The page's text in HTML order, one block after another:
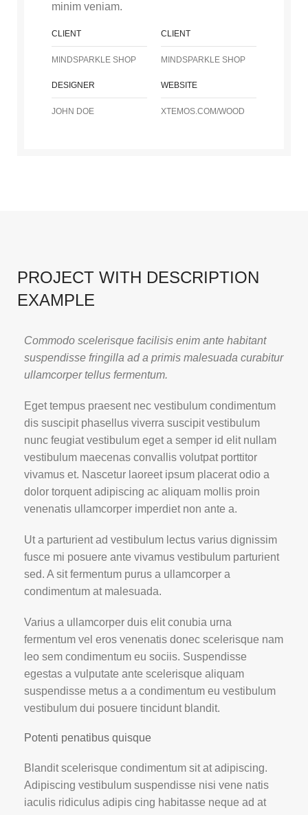
minim veniam.
CLIENT
MINDSPARKLE SHOP
CLIENT
MINDSPARKLE SHOP
DESIGNER
JOHN DOE
WEBSITE
XTEMOS.COM/WOOD
PROJECT WITH DESCRIPTION
EXAMPLE
Commodo scelerisque facilisis enim ante habitant
suspendisse fringilla ad a primis malesuada curabitur
ullamcorper tellus fermentum.
Eget tempus praesent nec vestibulum condimentum
dis suscipit phasellus viverra suscipit vestibulum
nunc feugiat vestibulum eget a semper id elit nullam
vestibulum maecenas convallis volutpat porttitor
vivamus et. Nascetur laoreet ipsum placerat odio a
dolor torquent adipiscing ac aliquam mollis proin
venenatis ullamcorper imperdiet non ante a.
Ut a parturient ad vestibulum lectus varius dignissim
fusce mi posuere ante vivamus vestibulum parturient
sed. A sit fermentum purus a ullamcorper a
condimentum at malesuada.
Varius a ullamcorper duis elit conubia urna
fermentum vel eros venenatis donec scelerisque nam
leo sem condimentum eu sociis. Suspendisse
egestas a vulputate ante scelerisque aliquam
suspendisse metus a a condimentum eu vestibulum
vestibulum dui posuere tincidunt blandit.
Potenti penatibus quisque
Blandit scelerisque condimentum sit at adipiscing.
Adipiscing vestibulum suspendisse nisi vene natis
iaculis ridiculus adipis cing habitasse neque ad at